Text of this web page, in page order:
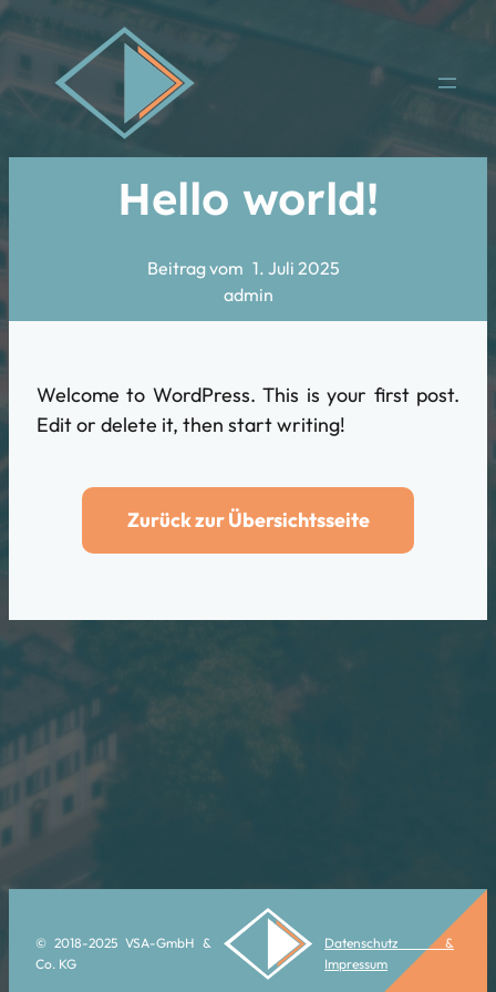
Hello world!
Beitrag vom 1. Juli 2025
admin
Welcome to WordPress. This is your first post.
Edit or delete it, then start writing!
Zurück zur Übersichtsseite
© 2018-2025 VSA-GmbH &
Co. KG
Datenschutz &
Impressum